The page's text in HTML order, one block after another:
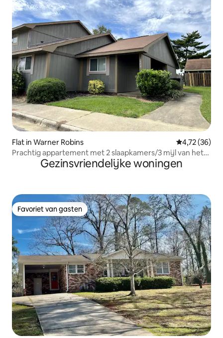
Flat in Warner Robins Gemiddelde
4,72 (36)
Prachtig appartement met 2 slaapkamers/3 mijl van het
Luchtvaartmuseum
Gezinsvriendelijke woningen
Favoriet van gasten
Favoriet van gasten